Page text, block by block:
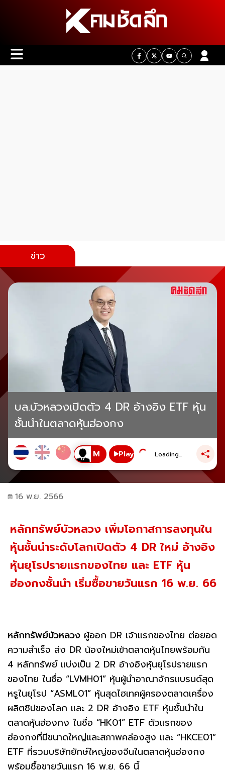
ข่าว
บล.บัวหลวงเปิดตัว 4 DR อ้างอิง ETF หุ้น
ชั้นนำในตลาดหุ้นฮ่องกง
Play Loading...
16 พ.ย. 2566
หลักทรัพย์บัวหลวง เพิ่มโอกาสการลงทุนใน
หุ้นชั้นนำระดับโลกเปิดตัว 4 DR ใหม่ อ้างอิง
หุ้นยุโรปรายแรกของไทย และ ETF หุ้น
ฮ่องกงชั้นนำ เริ่มซื้อขายวันแรก 16 พ.ย. 66
หลักทรัพย์บัวหลวง ผู้ออก DR เจ้าแรกของไทย ต่อยอด
ความสำเร็จ ส่ง DR น้องใหม่เข้าตลาดหุ้นไทยพร้อมกัน
4 หลักทรัพย์ แบ่งเป็น 2 DR อ้างอิงหุ้นยุโรปรายแรก
ของไทย ในชื่อ “LVMH01” หุ้นผู้นำอาณาจักรแบรนด์สุด
หรูในยุโรป “ASML01” หุ้นสุดไฮเทคผู้ครองตลาดเครื่อง
ผลิตชิปของโลก และ 2 DR อ้างอิง ETF หุ้นชั้นนำใน
ตลาดหุ้นฮ่องกง ในชื่อ “HK01” ETF ตัวแรกของ
ฮ่องกงที่มีขนาดใหญ่และสภาพคล่องสูง และ “HKCE01”
ETF ที่รวมบริษัทยักษ์ใหญ่ของจีนในตลาดหุ้นฮ่องกง
พร้อมซื้อขายวันแรก 16 พ.ย. 66 นี้